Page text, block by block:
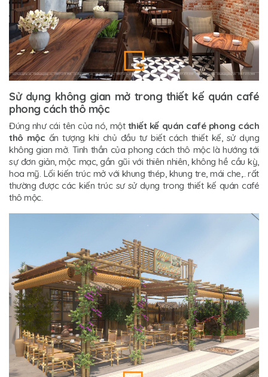
Sử dụng không gian mở trong thiết kế quán café
phong cách thô mộc
Đúng như cái tên của nó, một thiết kế quán café phong cách
thô mộc ấn tượng khi chủ đầu tư biết cách thiết kế, sử dụng
không gian mở. Tinh thần của phong cách thô mộc là hướng tới
sự đơn giản, mộc mạc, gần gũi với thiên nhiên, không hề cầu kỳ,
hoa mỹ. Lối kiến trúc mở với khung thép, khung tre, mái che,.. rất
thường được các kiến trúc sư sử dụng trong thiết kế quán café
thô mộc.